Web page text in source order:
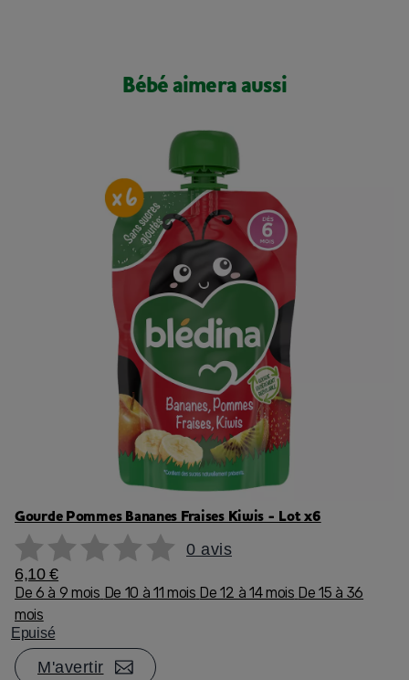
Bébé aimera aussi
Gourde Pommes Bananes Fraises Kiwis - Lot x6
0 avis
6,10 €
De 6 à 9 mois De 10 à 11 mois De 12 à 14 mois De 15 à 36
mois
Epuisé
M'avertir